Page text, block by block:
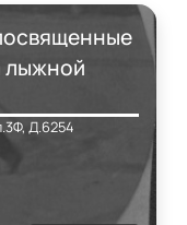
лыжной
Д.6254